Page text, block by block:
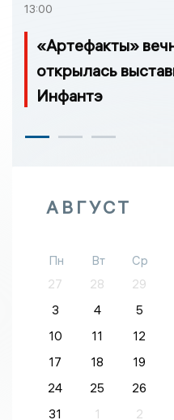
13:00
«Артефакты»
открылась
Инфантэ
АВГУСТ
Пн Вт Ср
27
28 29
3
4 5
10
11 12
17
18 19
24
25 26
31
1 2